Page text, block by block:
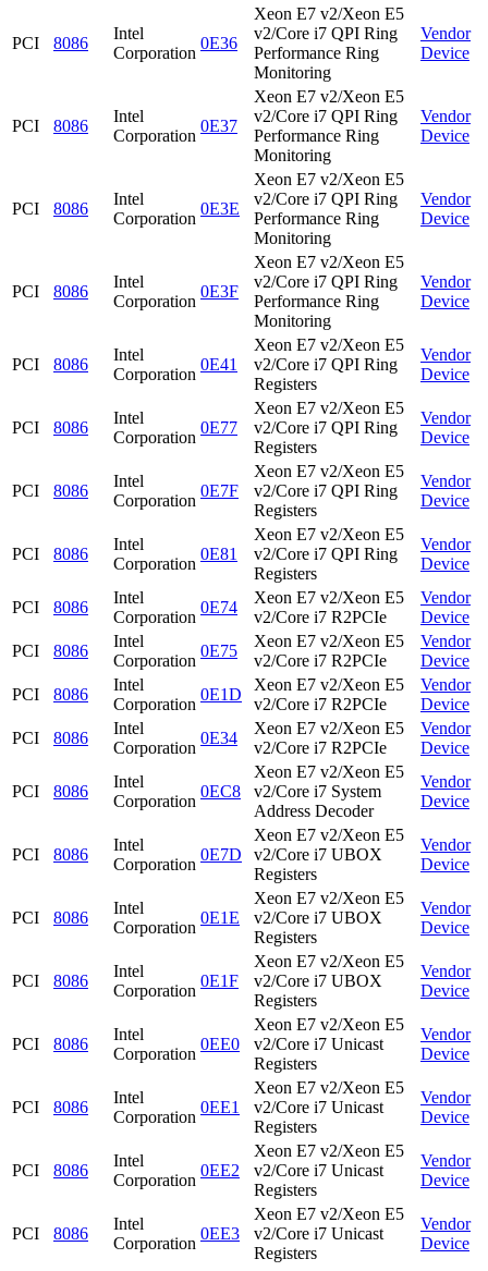
PCI 8086
Intel
Corporation
0E36
Xeon E7 v2/Xeon E5
v2/Core i7 QPI Ring
Performance Ring
Monitoring
Vendor
Device
PCI 8086
Intel
Corporation
0E37
Xeon E7 v2/Xeon E5
v2/Core i7 QPI Ring
Performance Ring
Monitoring
Vendor
Device
PCI 8086
Intel
Corporation
0E3E
Xeon E7 v2/Xeon E5
v2/Core i7 QPI Ring
Performance Ring
Monitoring
Vendor
Device
PCI 8086
Intel
Corporation
0E3F
Xeon E7 v2/Xeon E5
v2/Core i7 QPI Ring
Performance Ring
Monitoring
Vendor
Device
PCI 8086
Intel
Corporation
0E41
Xeon E7 v2/Xeon E5
v2/Core i7 QPI Ring
Registers
Vendor
Device
PCI 8086
Intel
Corporation
0E77
Xeon E7 v2/Xeon E5
v2/Core i7 QPI Ring
Registers
Vendor
Device
PCI 8086
Intel
Corporation
0E7F
Xeon E7 v2/Xeon E5
v2/Core i7 QPI Ring
Registers
Vendor
Device
PCI 8086
Intel
Corporation
0E81
Xeon E7 v2/Xeon E5
v2/Core i7 QPI Ring
Registers
Vendor
Device
PCI 8086
Intel
Corporation
0E74
Xeon E7 v2/Xeon E5
v2/Core i7 R2PCIe
Vendor
Device
PCI
8086
Intel
Corporation
0E75
Xeon E7 v2/Xeon E5
v2/Core i7 R2PCIe
Vendor
Device
PCI
8086
Intel
Corporation
0E1D
Xeon E7 v2/Xeon E5
v2/Core i7 R2PCIe
Vendor
Device
PCI
8086
Intel
Corporation
0E34
Xeon E7 v2/Xeon E5
v2/Core i7 R2PCIe
Vendor
Device
PCI 8086
Intel
Corporation
0EC8
Xeon E7 v2/Xeon E5
v2/Core i7 System
Address Decoder
Vendor
Device
PCI 8086
Intel
Corporation
0E7D
Xeon E7 v2/Xeon E5
v2/Core i7 UBOX
Registers
Vendor
Device
PCI 8086
Intel
Corporation
0E1E
Xeon E7 v2/Xeon E5
v2/Core i7 UBOX
Registers
Vendor
Device
PCI 8086
Intel
Corporation
0E1F
Xeon E7 v2/Xeon E5
v2/Core i7 UBOX
Registers
Vendor
Device
PCI 8086
Intel
Corporation
0EE0
Xeon E7 v2/Xeon E5
v2/Core i7 Unicast
Registers
Vendor
Device
PCI 8086
Intel
Corporation
0EE1
Xeon E7 v2/Xeon E5
v2/Core i7 Unicast
Registers
Vendor
Device
PCI 8086
Intel
Corporation
0EE2
Xeon E7 v2/Xeon E5
v2/Core i7 Unicast
Registers
Vendor
Device
PCI 8086
Intel
Corporation
0EE3
Xeon E7 v2/Xeon E5
v2/Core i7 Unicast
Registers
Vendor
Device